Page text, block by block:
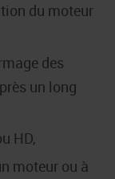
du moteur
des
un long
HD,
moteur ou à